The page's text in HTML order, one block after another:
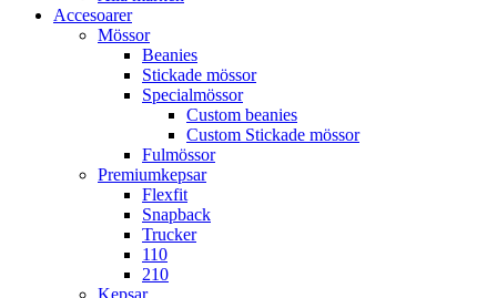
Accesoarer
Mössor
Beanies
Stickade mössor
Specialmössor
Custom beanies
Custom Stickade mössor
Fulmössor
Premiumkepsar
Flexfit
Snapback
Trucker
110
210